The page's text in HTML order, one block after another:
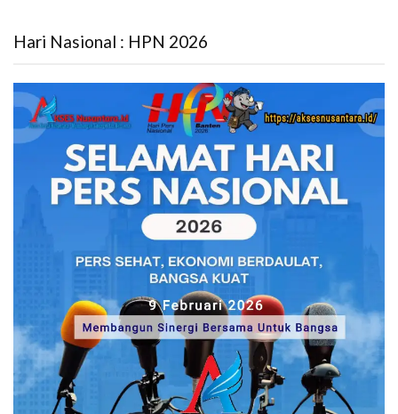
Hari Nasional : HPN 2026